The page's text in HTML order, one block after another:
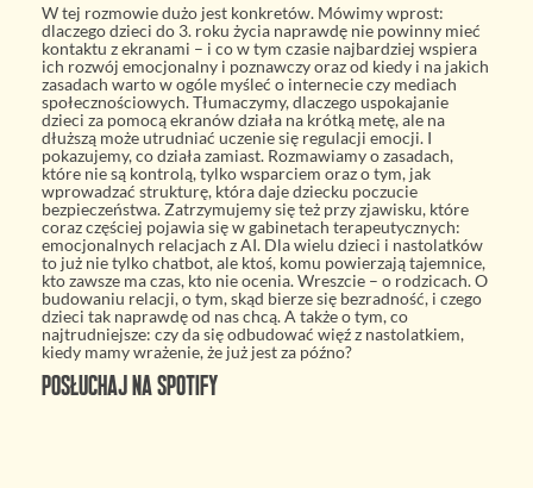
W tej rozmowie dużo jest konkretów. Mówimy wprost:
dlaczego dzieci do 3. roku życia naprawdę nie powinny mieć
kontaktu z ekranami – i co w tym czasie najbardziej wspiera
ich rozwój emocjonalny i poznawczy oraz od kiedy i na jakich
zasadach warto w ogóle myśleć o internecie czy mediach
społecznościowych. Tłumaczymy, dlaczego uspokajanie
dzieci za pomocą ekranów działa na krótką metę, ale na
dłuższą może utrudniać uczenie się regulacji emocji. I
pokazujemy, co działa zamiast. Rozmawiamy o zasadach,
które nie są kontrolą, tylko wsparciem oraz o tym, jak
wprowadzać strukturę, która daje dziecku poczucie
bezpieczeństwa. Zatrzymujemy się też przy zjawisku, które
coraz częściej pojawia się w gabinetach terapeutycznych:
emocjonalnych relacjach z AI. Dla wielu dzieci i nastolatków
to już nie tylko chatbot, ale ktoś, komu powierzają tajemnice,
kto zawsze ma czas, kto nie ocenia. Wreszcie – o rodzicach. O
budowaniu relacji, o tym, skąd bierze się bezradność, i czego
dzieci tak naprawdę od nas chcą. A także o tym, co
najtrudniejsze: czy da się odbudować więź z nastolatkiem,
kiedy mamy wrażenie, że już jest za późno?
Posłuchaj na Spotify